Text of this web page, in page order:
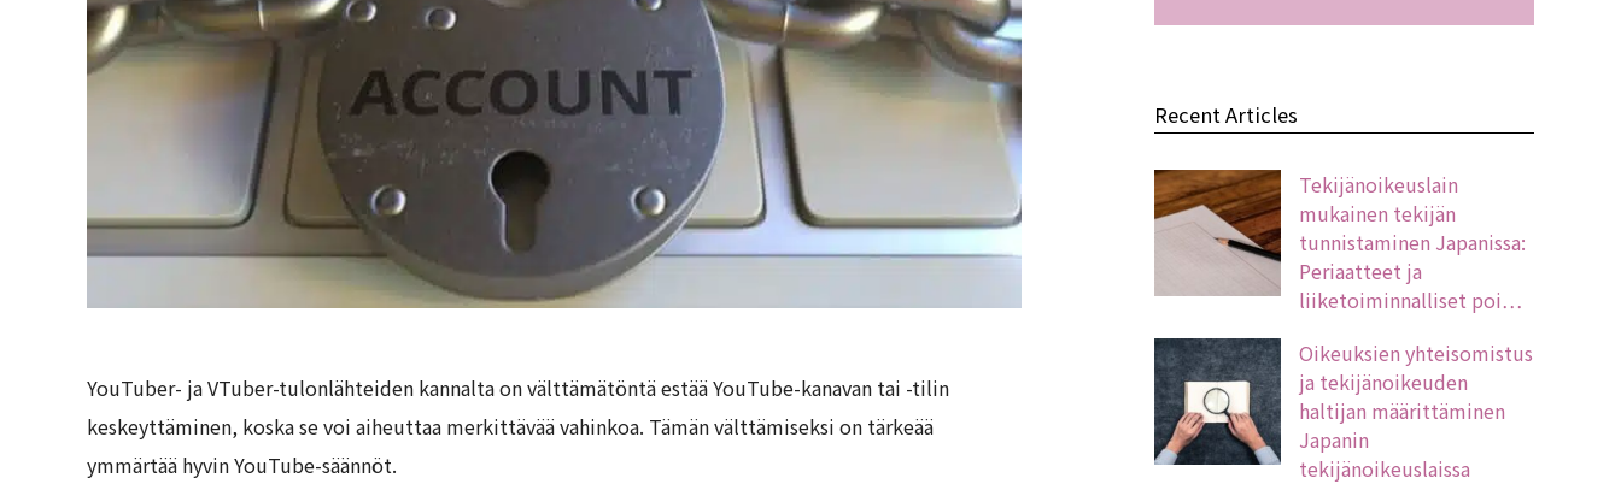
YouTuber- ja VTuber-tulonlähteiden kannalta on välttämätöntä estää YouTube-kanavan tai -tilin
keskeyttäminen, koska se voi aiheuttaa merkittävää vahinkoa. Tämän välttämiseksi on tärkeää
ymmärtää hyvin YouTube-säännöt.
Recent Articles
Tekijänoikeuslain
mukainen tekijän
tunnistaminen Japanissa:
Periaatteet ja
liiketoiminnalliset poi…
Oikeuksien yhteisomistus
ja tekijänoikeuden
haltijan määrittäminen
Japanin
tekijänoikeuslaissa